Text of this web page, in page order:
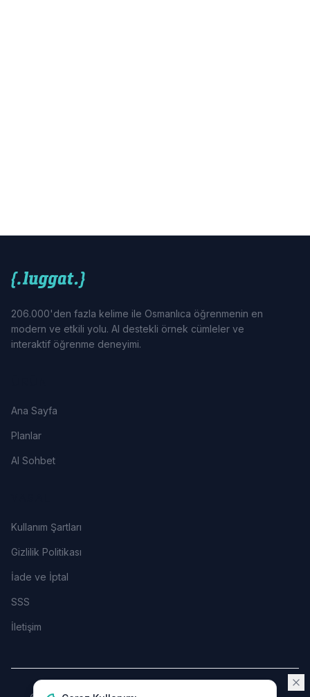
206.000'den fazla kelime ile Osmanlıca öğrenmenin en
modern ve etkili yolu. AI destekli örnek cümleler ve
interaktif öğrenme deneyimi.
Ana Sayfa
Planlar
AI Sohbet
Kullanım Şartları
Gizlilik Politikası
İade ve İptal
SSS
İletişim